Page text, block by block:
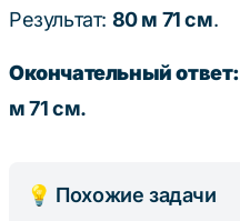
Результат: 80 м 71 см.
Окончательный ответ:
м 71 см.
💡 Похожие задачи